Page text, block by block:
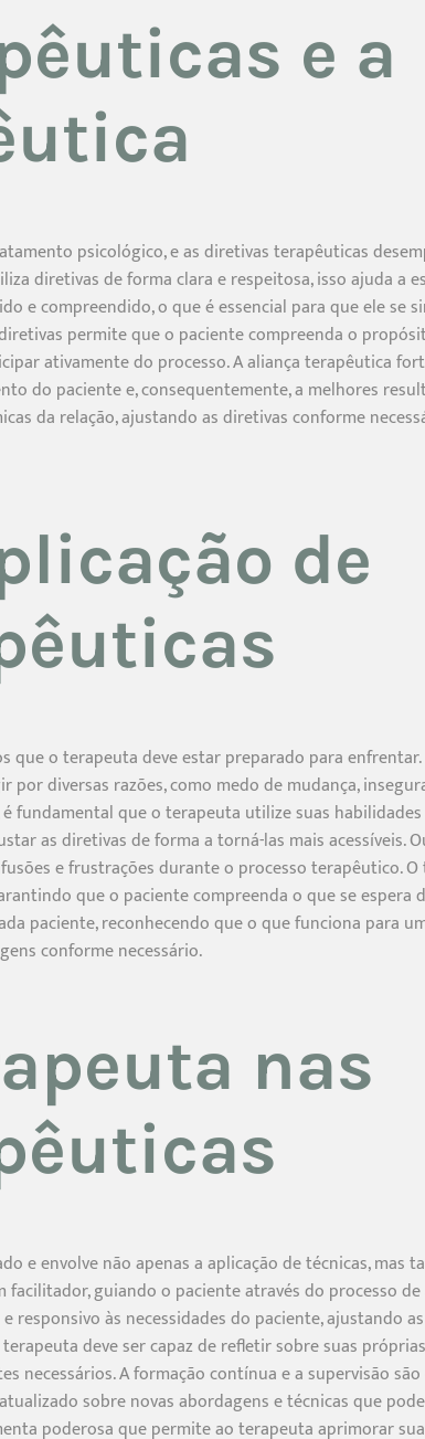
e a
psicológico, e as diretivas terapêuticas
diretivas de forma clara e respeitosa, isso ajuda a
e compreendido, o que é essencial para que ele se
permite que o paciente compreenda o
ativamente do processo. A aliança terapêutica
do paciente e, consequentemente, a melhores
da relação, ajustando as diretivas conforme
de
o terapeuta deve estar preparado para enfrentar.
diversas razões, como medo de mudança,
fundamental que o terapeuta utilize suas
as diretivas de forma a torná-las mais acessíveis.
e frustrações durante o processo terapêutico.
que o paciente compreenda o que se espera
paciente, reconhecendo que o que funciona para
conforme necessário.
nas
envolve não apenas a aplicação de técnicas, mas
guiando o paciente através do processo
responsivo às necessidades do paciente, ajustando
deve ser capaz de refletir sobre suas
necessários. A formação contínua e a supervisão
sobre novas abordagens e técnicas que
poderosa que permite ao terapeuta aprimorar